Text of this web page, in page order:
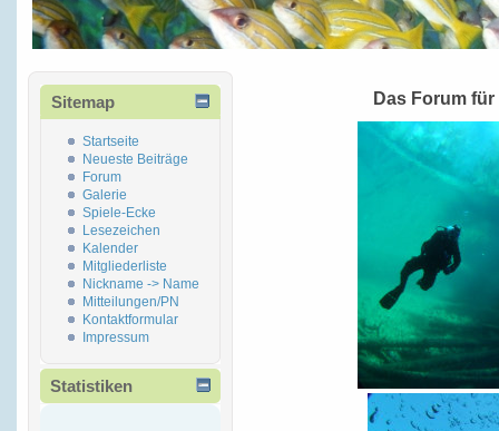
Sitemap
Startseite
Neueste Beiträge
Forum
Galerie
Spiele-Ecke
Lesezeichen
Kalender
Mitgliederliste
Nickname -> Name
Mitteilungen/PN
Kontaktformular
Impressum
Statistiken
Das Forum